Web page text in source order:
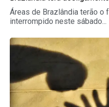
Áreas de Brazlândia terão o
interrompido neste sábado...